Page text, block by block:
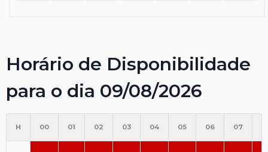
Horário de Disponibilidade
para o dia 09/08/2026
H 00 01 02 03 04 05 06 07